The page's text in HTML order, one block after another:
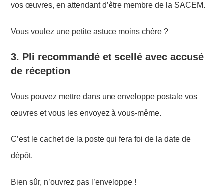
vos œuvres, en attendant d’être membre de la SACEM.
Vous voulez une petite astuce moins chère ?
3. Pli recommandé et scellé avec accusé
de réception
Vous pouvez mettre dans une enveloppe postale vos
œuvres et vous les envoyez à vous-même.
C’est le cachet de la poste qui fera foi de la date de
dépôt.
Bien sûr, n’ouvrez pas l’enveloppe !